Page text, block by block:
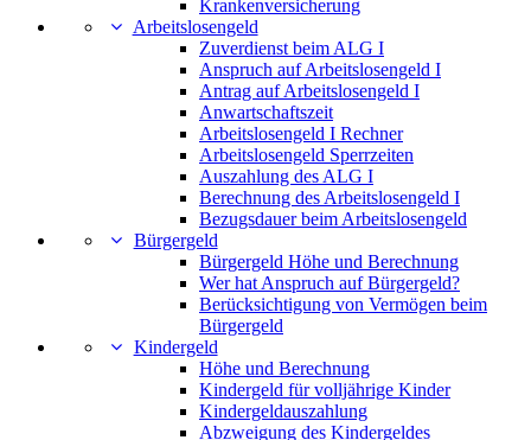
Krankenversicherung
Arbeitslosengeld
Zuverdienst beim ALG I
Anspruch auf Arbeitslosengeld I
Antrag auf Arbeitslosengeld I
Anwartschaftszeit
Arbeitslosengeld I Rechner
Arbeitslosengeld Sperrzeiten
Auszahlung des ALG I
Berechnung des Arbeitslosengeld I
Bezugsdauer beim Arbeitslosengeld
Bürgergeld
Bürgergeld Höhe und Berechnung
Wer hat Anspruch auf Bürgergeld?
Berücksichtigung von Vermögen beim
Bürgergeld
Kindergeld
Höhe und Berechnung
Kindergeld für volljährige Kinder
Kindergeldauszahlung
Abzweigung des Kindergeldes